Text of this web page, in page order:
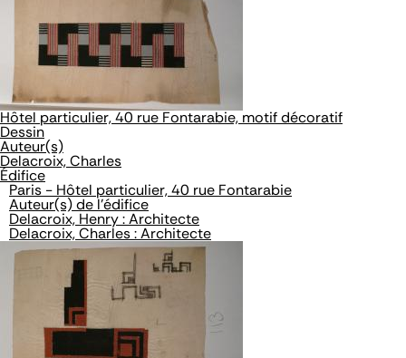
Hôtel particulier, 40 rue Fontarabie, motif décoratif
Dessin
Auteur(s)
Delacroix, Charles
Édifice
Paris - Hôtel particulier, 40 rue Fontarabie
Auteur(s) de l'édifice
Delacroix, Henry : Architecte
Delacroix, Charles : Architecte